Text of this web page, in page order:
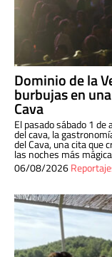
Dominio de la
burbujas en
Cava
El pasado sábado 1
del cava, la
del Cava, una cita que
las noches más
06/08/2026